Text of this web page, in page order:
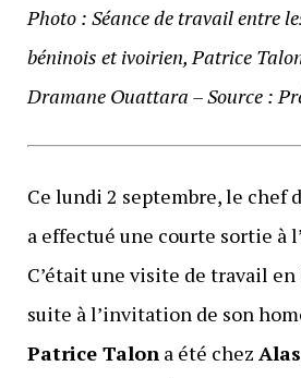
Photo : Séance de travail entre
béninois et ivoirien, Patrice
Dramane Ouattara – Source :
Ce lundi 2 septembre, le chef
a effectué une courte sortie à
C’était une visite de travail en
suite à l’invitation de son
Patrice Talona été chez